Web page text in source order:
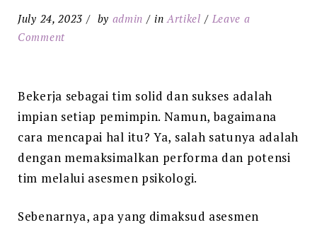
July 24, 2023 by admin inArtikel
Leave a
Comment
Bekerja sebagai tim solid dan sukses adalah
impian setiap pemimpin. Namun, bagaimana
cara mencapai hal itu? Ya, salah satunya adalah
dengan memaksimalkan performa dan potensi
tim melalui asesmen psikologi.
Sebenarnya, apa yang dimaksud asesmen